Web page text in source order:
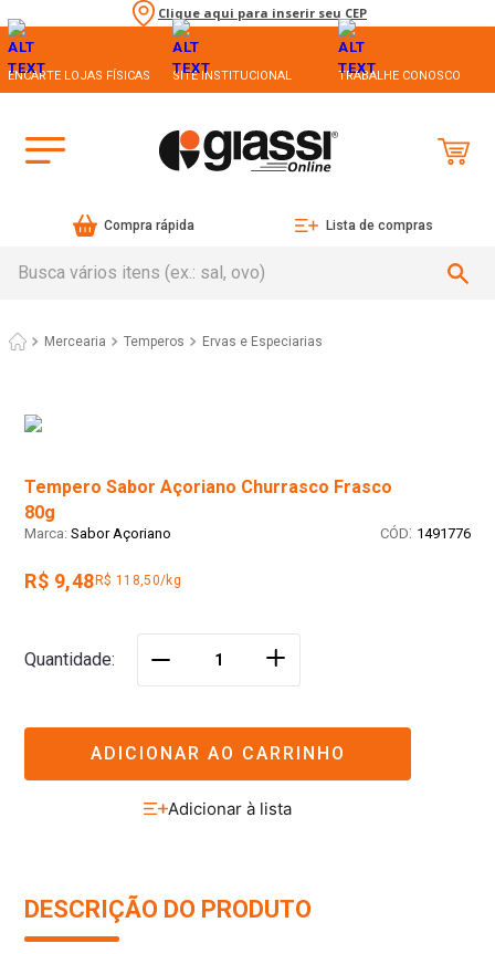
Clique aqui para inserir seu CEP
ENCARTE LOJAS FÍSICAS SITE INSTITUCIONAL TRABALHE CONOSCO
Compra rápida Lista de compras
Mercearia Temperos Ervas e Especiarias
Tempero Sabor Açoriano Churrasco Frasco
80g
Sabor Açoriano : 1491776
R$ 9,48 R$ 118,50/kg
Quantidade ＋
ADICIONAR AO CARRINHO
DESCRIÇÃO DO PRODUTO